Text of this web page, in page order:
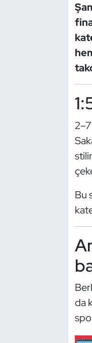
Bu
da
Hava Sporları
İşitme Engelli
Judo ve Kuraş
Kano ve